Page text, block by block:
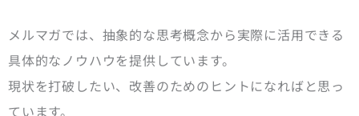
メルマガでは、抽象的な思考概念から実際に活用できる
具体的なノウハウを提供しています。
現状を打破したい、改善のためのヒントになればと思っ
ています。